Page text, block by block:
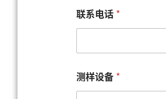
联系电话 *
测样设备 *